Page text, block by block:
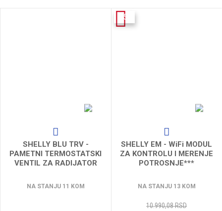
SHELLY BLU TRV -
PAMETNI TERMOSTATSKI
VENTIL ZA RADIJATOR
NA STANJU 11 KOM
SHELLY EM - WiFi MODUL
ZA KONTROLU I MERENJE
POTROSNJE***
NA STANJU 13 KOM
10.990,08 RSD
-15%